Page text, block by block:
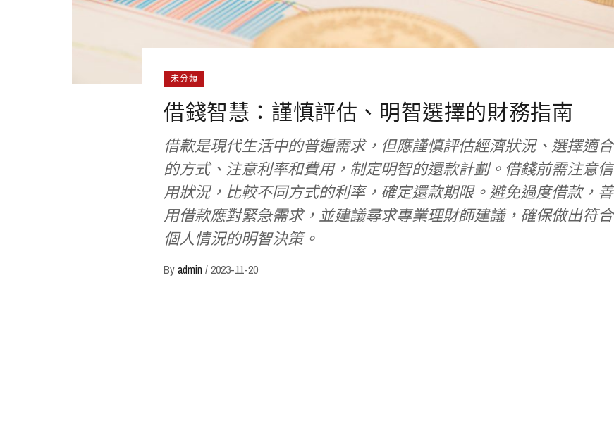
未分類
借錢智慧：謹慎評估、明智選擇的財務指南
借款是現代生活中的普遍需求，但應謹慎評估經濟狀況、選擇適合
的方式、注意利率和費用，制定明智的還款計劃。借錢前需注意信
用狀況，比較不同方式的利率，確定還款期限。避免過度借款，善
用借款應對緊急需求，並建議尋求專業理財師建議，確保做出符合
個人情況的明智決策。
Byadmin /2023-11-20